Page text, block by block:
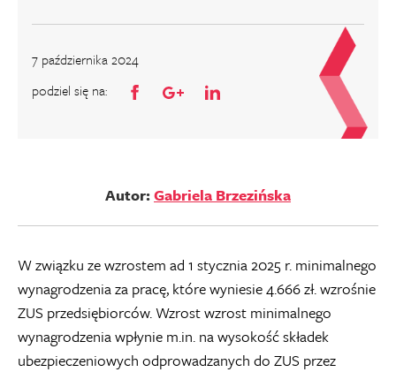
7 października 2024
podziel się na:
Autor:Gabriela Brzezińska
W związku ze wzrostem ad 1 stycznia 2025 r. minimalnego
wynagrodzenia za pracę, które wyniesie 4.666 zł. wzrośnie
ZUS przedsiębiorców. Wzrost wzrost minimalnego
wynagrodzenia wpłynie m.in. na wysokość składek
ubezpieczeniowych odprowadzanych do ZUS przez